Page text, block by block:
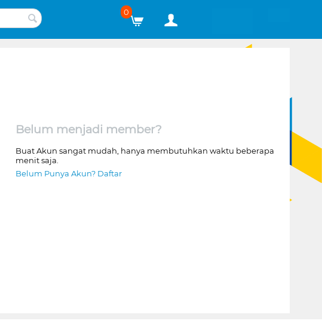
0
Belum menjadi member?
Buat Akun sangat mudah, hanya membutuhkan waktu beberapa
menit saja.
Belum Punya Akun? Daftar